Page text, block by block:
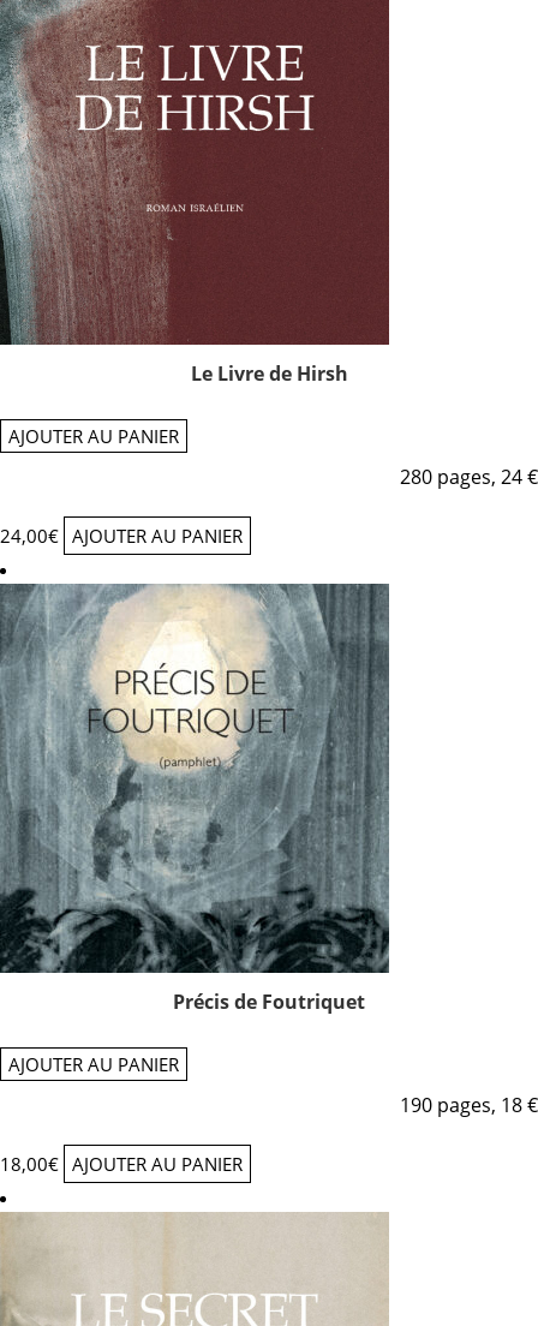
Le Livre de Hirsh
AJOUTER AU PANIER
280 pages, 24 €
24,00€ AJOUTER AU PANIER
Précis de Foutriquet
AJOUTER AU PANIER
190 pages, 18 €
18,00€ AJOUTER AU PANIER